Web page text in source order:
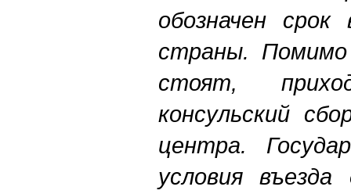
обозначен
страны.
стоят,
консульский
центра.
условия